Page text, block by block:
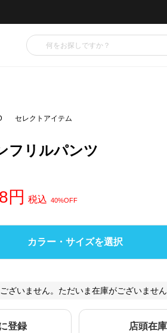
セレクトアイテム
フリルパンツ
税込 40%OFF
カラー・サイズを選択
ざいません。ただいま在庫がございません
登録 店頭在